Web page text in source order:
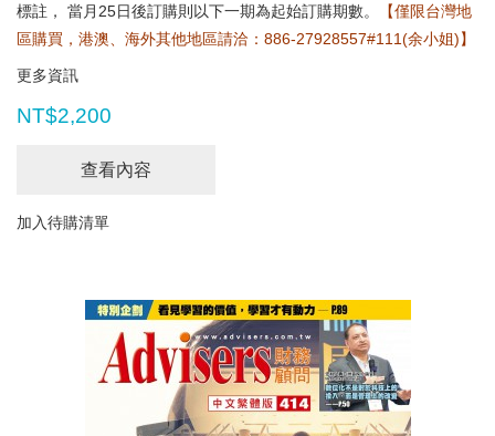
標註， 當月25日後訂購則以下一期為起始訂購期數。
【僅限台灣地
區購買，港澳、海外其他地區請洽：886-27928557#111(余小姐)】
更多資訊
NT$2,200
查看內容
加入待購清單